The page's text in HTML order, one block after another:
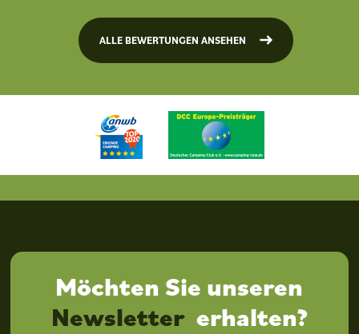
ALLE BEWERTUNGEN ANSEHEN
Möchten Sie unseren
Newsletter erhalten?